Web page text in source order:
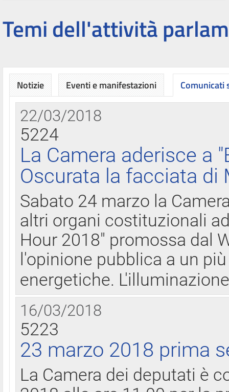
Temi dell'attività
Notizie Eventi e manifestazioni Comunicati
22/03/2018
5224
La Camera aderisce a
Oscurata la facciata di
Sabato 24 marzo la
altri organi costituzionali
Hour 2018" promossa dal
l'opinione pubblica a un
energetiche.
16/03/2018
5223
23 marzo 2018 prima
La Camera dei deputati è